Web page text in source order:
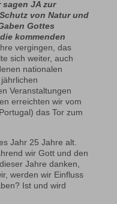
sagen JA zur
von Natur und
Gottes
kommenden
vergingen, das
sich weiter, auch
nationalen
Veranstaltungen
erreichten wir vom
das Tor zum
Jahr 25 Jahre alt.
wir Gott und den
Jahre danken,
werden wir Einfluss
Ist und wird